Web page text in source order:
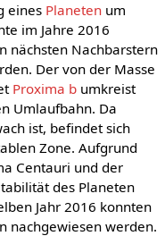
eines Planetenum
im Jahre 2016
nächsten Nachbarstern
Der von der Masse
Proxima bumkreist
Umlaufbahn. Da
ist, befindet sich
Zone. Aufgrund
Centauri und der
des Planeten
Jahr 2016 konnten
nachgewiesen werden.